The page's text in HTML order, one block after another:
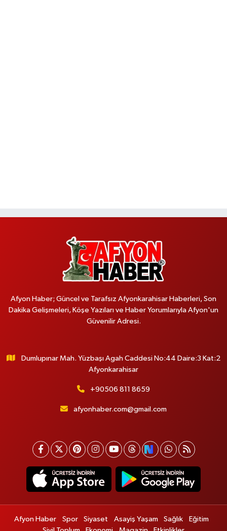
Afyon Haber; Güncel ve Tarafsız Afyonkarahisar Haberleri, Son
Dakika Gelişmeleri, Köşe Yazıları ve Haber Yorumlarıyla Afyon'un
Güvenilir Adresi.
Dumlupınar Mah. Yüzbaşı Agah Caddesi No:44 Daire:3 Kat:2
Afyonkarahisar
+90506 811 8659
afyonhaber.com@gmail.com
Afyon Haber Spor Siyaset Asayiş Yaşam Sağlık
Eğitim